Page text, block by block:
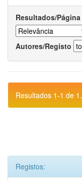
Resultados/Página
Autores/Registo
Resultados 1-1 de 1.
Registos: